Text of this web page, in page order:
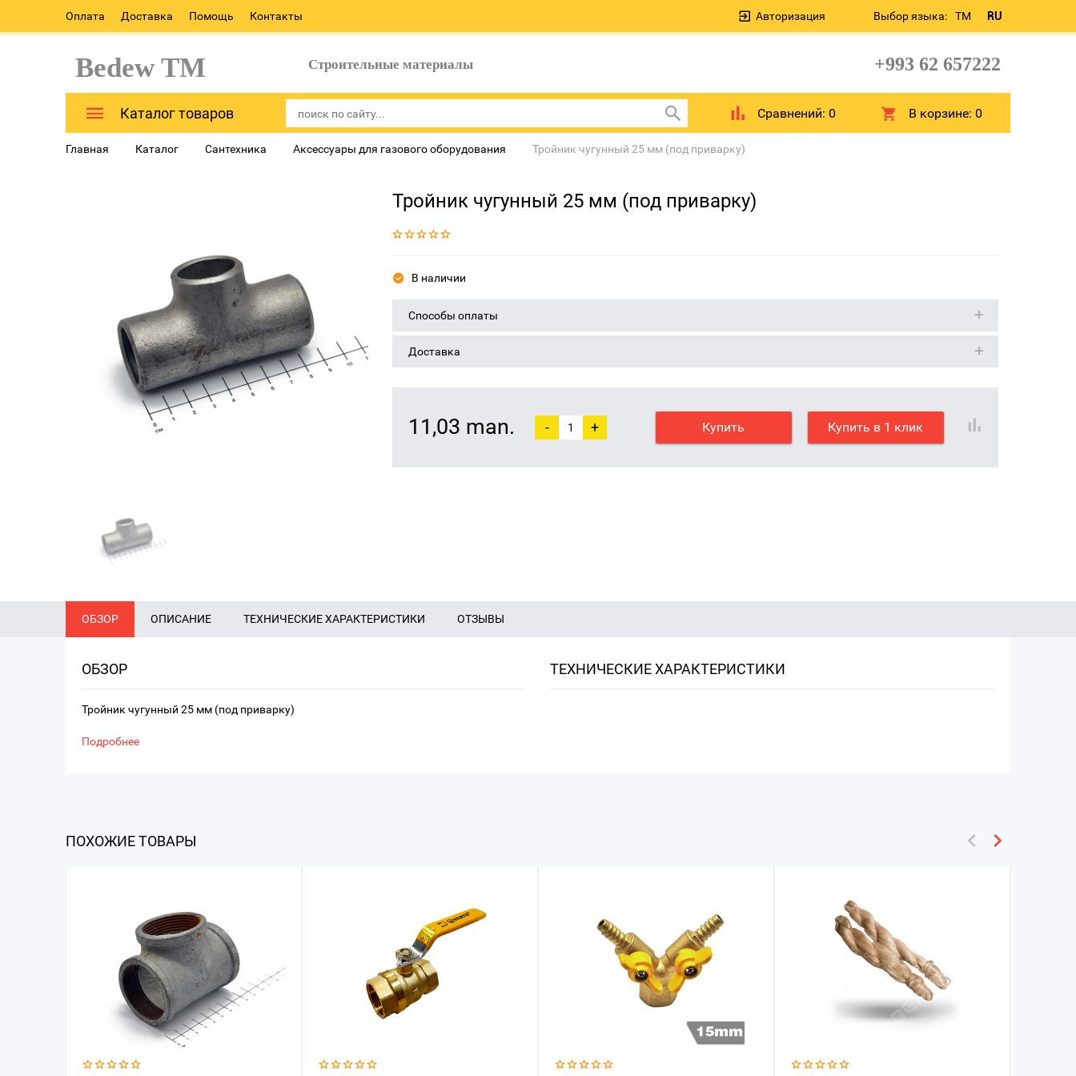
Оплата Доставка Помощь Контакты Выбор языка: TM RU
Авторизация
Bedew TM Строительные материалы +993 62 657222
Каталог товаров Сравнений: 0 В корзине:0
Главная Каталог Сантехника Аксессуары для газового оборудования Тройник чугунный 25 мм (под приварку)
Тройник чугунный 25 мм (под приварку)
В наличии
Способы оплаты
Доставка
11,03 man. - + Купить Купить в 1 клик
ОБЗОР ОПИСАНИЕ ТЕХНИЧЕСКИЕ ХАРАКТЕРИСТИКИ ОТЗЫВЫ
ОБЗОР
Тройник чугунный 25 мм (под приварку)
Подробнее
ТЕХНИЧЕСКИЕ ХАРАКТЕРИСТИКИ
ПОХОЖИЕ ТОВАРЫ